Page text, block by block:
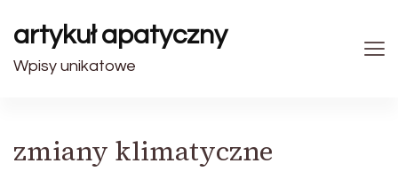
artykuł apatyczny
Wpisy unikatowe
zmiany klimatyczne